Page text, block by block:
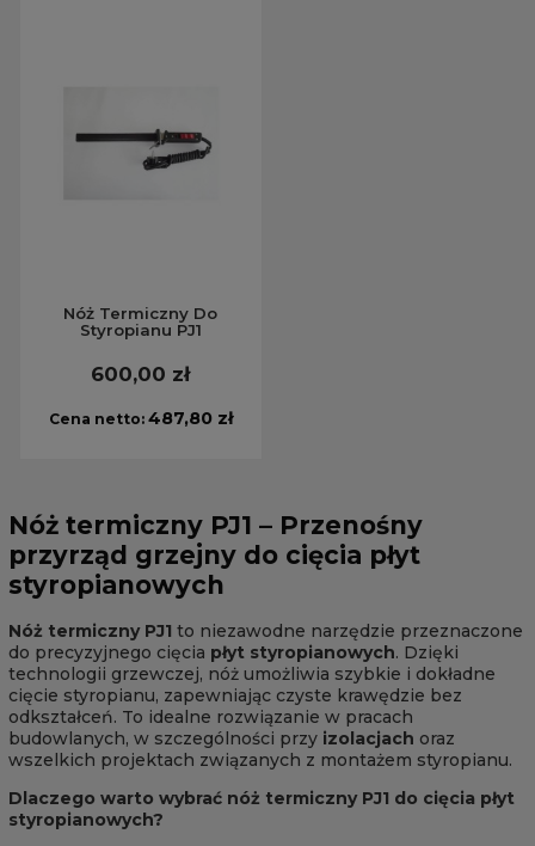
Nóż Termiczny Do
Styropianu PJ1
600,00 zł
Cena netto: 487,80 zł
Nóż termiczny PJ1 – Przenośny
przyrząd grzejny do cięcia płyt
styropianowych
Nóż termiczny PJ1 to niezawodne narzędzie przeznaczone
do precyzyjnego cięcia płyt styropianowych. Dzięki
technologii grzewczej, nóż umożliwia szybkie i dokładne
cięcie styropianu, zapewniając czyste krawędzie bez
odkształceń. To idealne rozwiązanie w pracach
budowlanych, w szczególności przy izolacjach oraz
wszelkich projektach związanych z montażem styropianu.
Dlaczego warto wybrać nóż termiczny PJ1 do cięcia płyt
styropianowych?